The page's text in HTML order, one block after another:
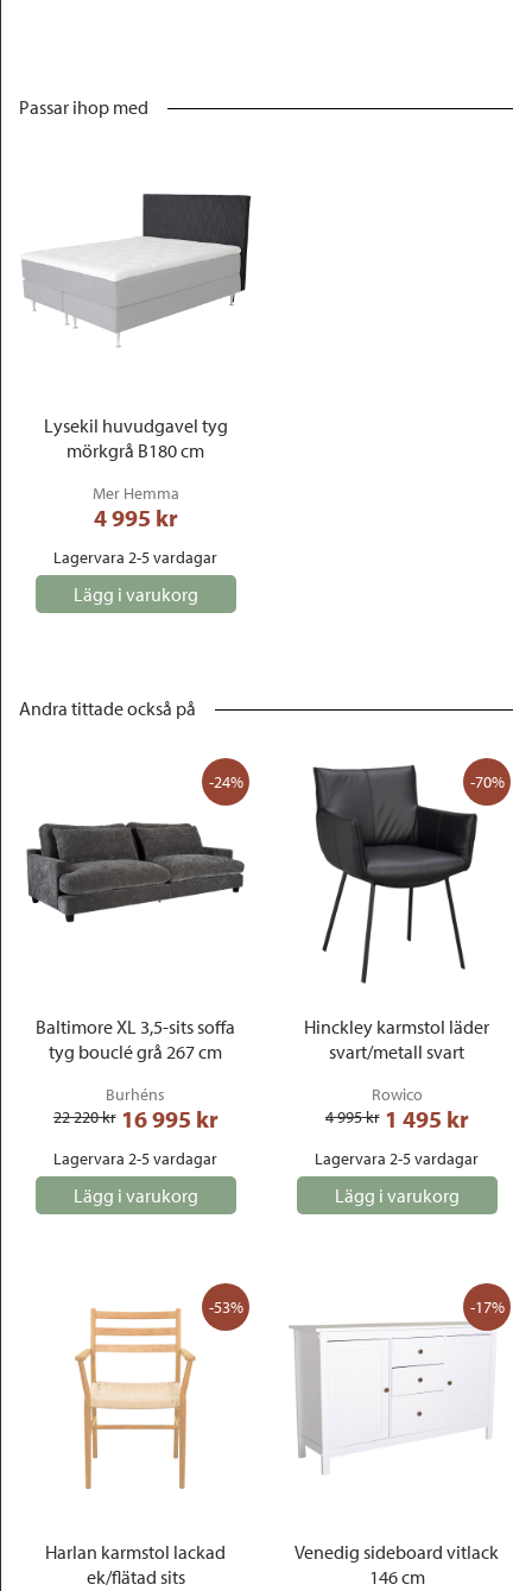
Passar ihop med
Lysekil huvudgavel tyg
mörkgrå B180 cm
Mer Hemma
4 995 kr
Lagervara 2-5 vardagar
Lägg i varukorg
Andra tittade också på
-24%
Baltimore XL 3,5-sits soffa
tyg bouclé grå 267 cm
Burhéns
22 220 kr 16 995 kr
Lagervara 2-5 vardagar
Lägg i varukorg
-70%
Hinckley karmstol läder
svart/metall svart
Rowico
4 995 kr 1 495 kr
Lagervara 2-5 vardagar
Lägg i varukorg
-53%
Harlan karmstol lackad
ek/flätad sits
-17%
Venedig sideboard vitlack
146 cm